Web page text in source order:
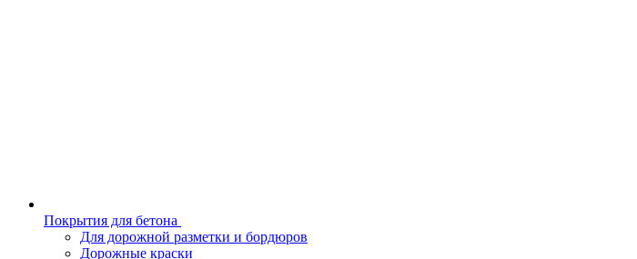
Покрытия для бетона
Для дорожной разметки и бордюров
Дорожные краски